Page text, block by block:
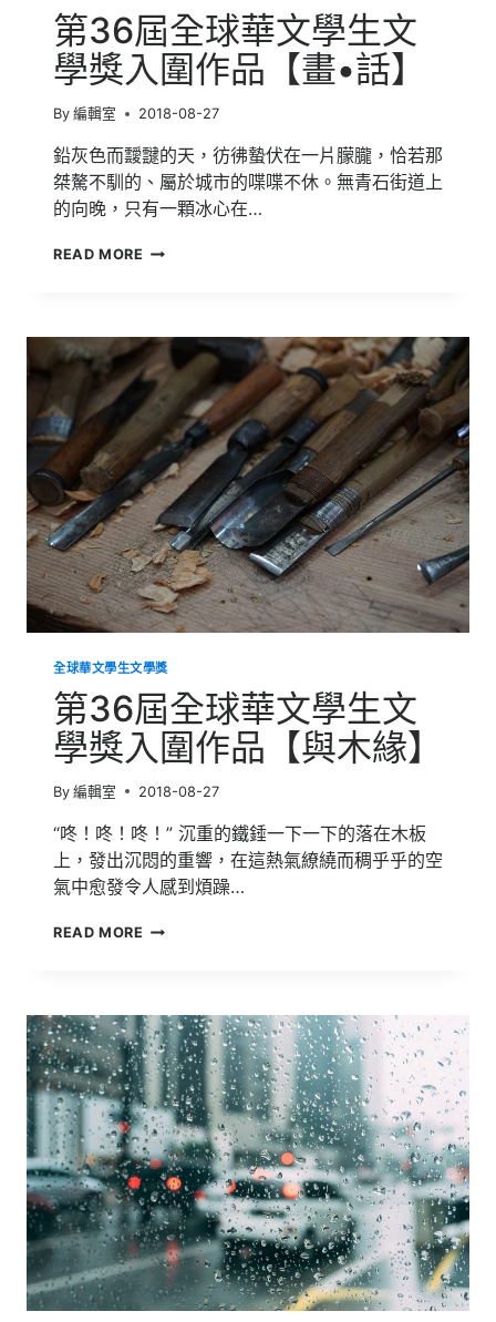
青
春
裡】
第36屆全球華文學生文
學獎入圍作品【畫•話】
By 編輯室 2018-08-27
鉛灰色而靉靆的天，彷彿蟄伏在一片朦朧，恰若那
桀驁不馴的、屬於城市的喋喋不休。無青石街道上
的向晚，只有一顆冰心在…
READ MORE 第
球
華
文
學
文
學
獎
入
圍
作
品
【畫
•
話】
全球華文學生文學獎
第36屆全球華文學生文
學獎入圍作品【與木緣】
By 編輯室 2018-08-27
“咚！咚！咚！” 沉重的鐵錘一下一下的落在木板
上，發出沉悶的重響，在這熱氣繚繞而稠乎乎的空
氣中愈發令人感到煩躁…
READ MORE
華
文
學
生
文
學
獎
入
圍
作
品
【與
緣】